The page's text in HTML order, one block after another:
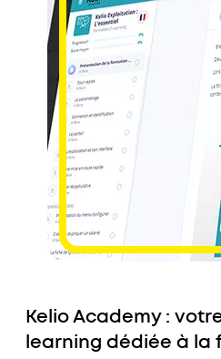
Kelio Academy :
learning dédiée à la